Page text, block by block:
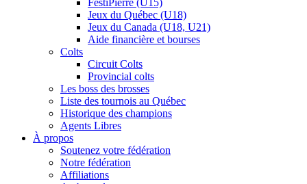
FestiPierre (U15)
Jeux du Québec (U18)
Jeux du Canada (U18, U21)
Aide financière et bourses
Colts
Circuit Colts
Provincial colts
Les boss des brosses
Liste des tournois au Québec
Historique des champions
Agents Libres
À propos
Soutenez votre fédération
Notre fédération
Affiliations